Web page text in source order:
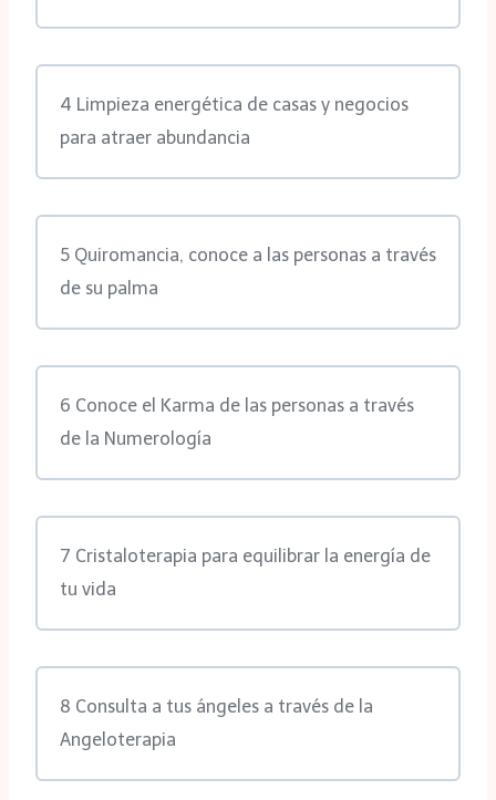
4 Limpieza energética de casas y negocios
para atraer abundancia
5 Quiromancia, conoce a las personas a través
de su palma
6 Conoce el Karma de las personas a través
de la Numerología
7 Cristaloterapia para equilibrar la energía de
tu vida
8 Consulta a tus ángeles a través de la
Angeloterapia